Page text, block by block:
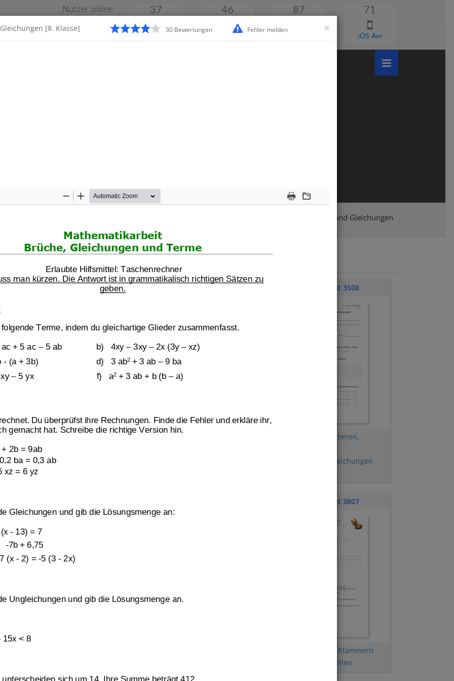
Nutzer online 37 46 87 71
iOS App
Terme und Gleichungen
×
[8. Klasse] Fehler melden
30 Bewertungen
Print
Zoom
Zoom
Mathematikarbeit
Brüche, Gleichungen und Terme
Erlaubte Hilfsmittel: Taschenrechner
man kürzen. Die Antwort ist in grammatikalisch richtigen Sätzen zu
geben.
Terme, indem du gleichartige Glieder zusammenfasst.
ac + 5 ac – 5 ab b) 4xy – 3xy – 2x (3y – xz)
- (a + 3b) d) 3 ab2 + 3 ab – 9 ba
xy – 5 yx f) a2 + 3 ab + b (b – a)
Du überprüfst ihre Rechnungen. Finde die Fehler und erkläre ihr,
gemacht hat. Schreibe die richtige Version hin.
+ 2b = 9ab
0,2 ba = 0,3 ab
xz = 6 yz
Gleichungen und gib die Lösungsmenge an:
(x - 13) = 7
-7b + 6,75
(x - 2) = -5 (3 - 2x)
Ungleichungen und gib die Lösungsmenge an.
15x < 8
auflösen
bestimmen
Brüche
Klassenarbeit 3508
Lösungsmenge bestimmen,
Gleichungen
Problem mithilfe einer Gleichung
Klassenarbeit 3807
Klammern
Term aufstellen